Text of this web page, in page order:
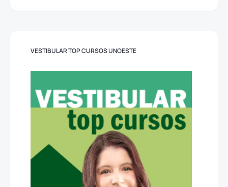
VESTIBULAR TOP CURSOS UNOESTE